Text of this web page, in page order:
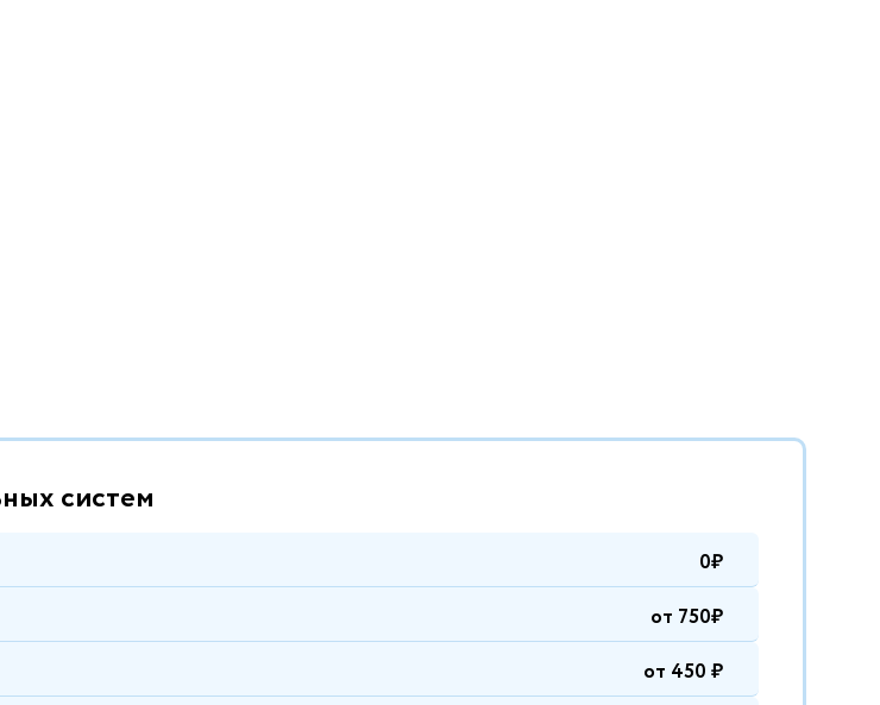
систем
0₽
от 750₽
от 450 ₽